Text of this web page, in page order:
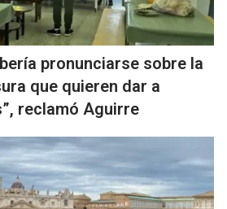
pronunciarse sobre la
que quieren dar a
reclamó Aguirre